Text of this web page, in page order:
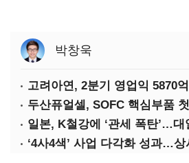
박창욱
고려아연, 2분기 영업익 5870
일본, K철강에 ‘관세 폭탄’…대